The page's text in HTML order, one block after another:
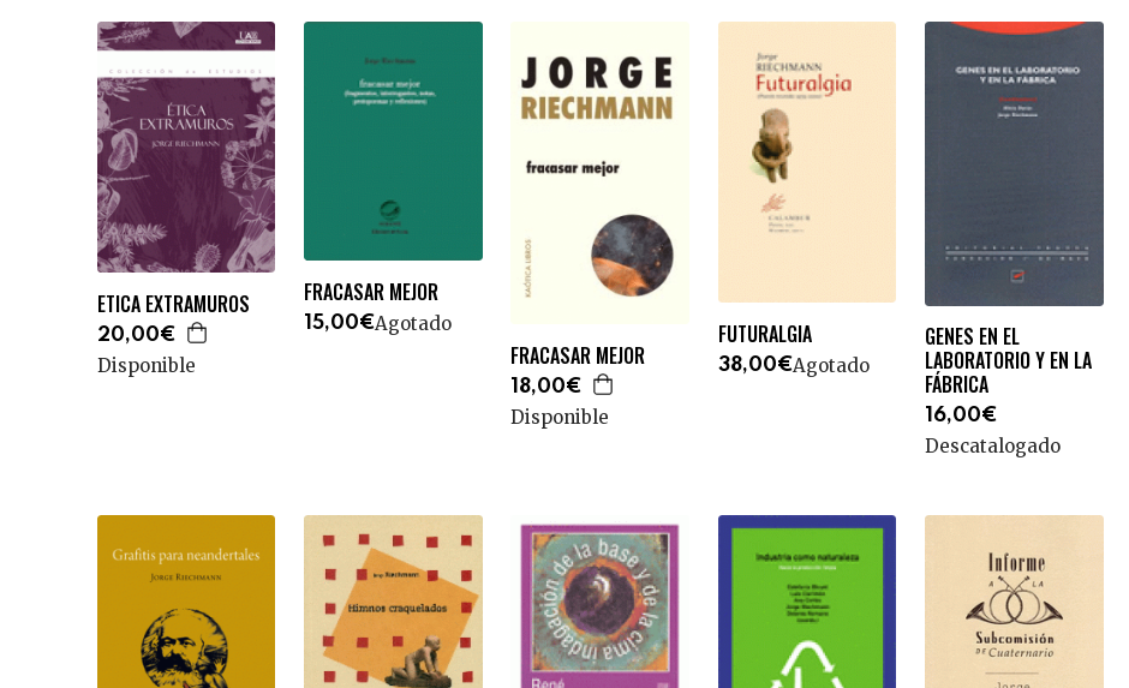
ETICA EXTRAMUROS
20,00€
Disponible
FRACASAR MEJOR
15,00€Agotado
FRACASAR MEJOR
18,00€
Disponible
FUTURALGIA
38,00€Agotado
GENES EN EL
LABORATORIO Y EN LA
FÁBRICA
16,00€
Descatalogado